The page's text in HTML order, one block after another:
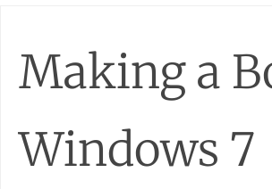
Making a
Windows 7